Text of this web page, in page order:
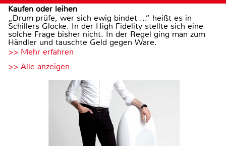
Kaufen oder leihen
„Drum prüfe, wer sich ewig bindet ...“ heißt es in
Schillers Glocke. In der High Fidelity stellte sich eine
solche Frage bisher nicht. In der Regel ging man zum
Händler und tauschte Geld gegen Ware.
>> Mehr erfahren
>> Alle anzeigen